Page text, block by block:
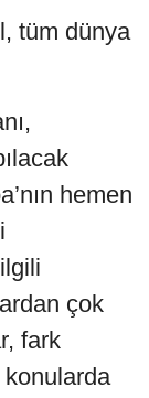
tüm dünya
hemen
çok
fark
konularda